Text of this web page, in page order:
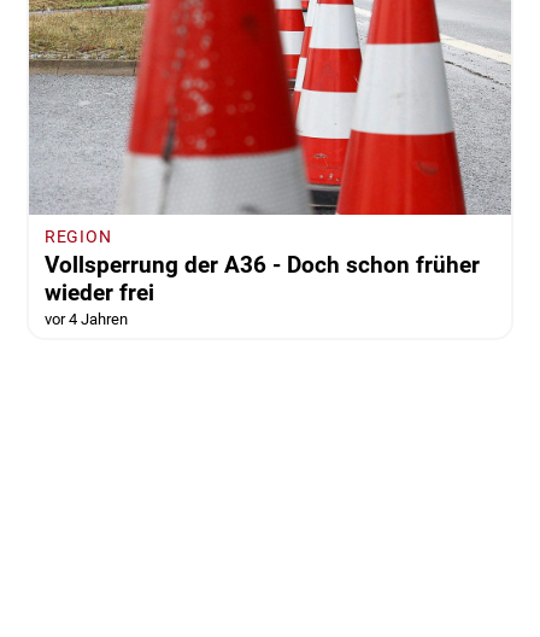
REGION
Vollsperrung der A36 - Doch schon früher
wieder frei
vor 4 Jahren